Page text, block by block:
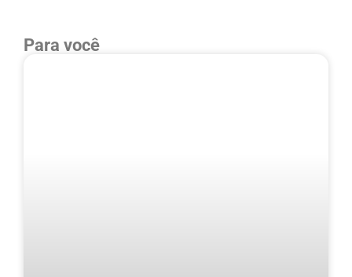
Para você